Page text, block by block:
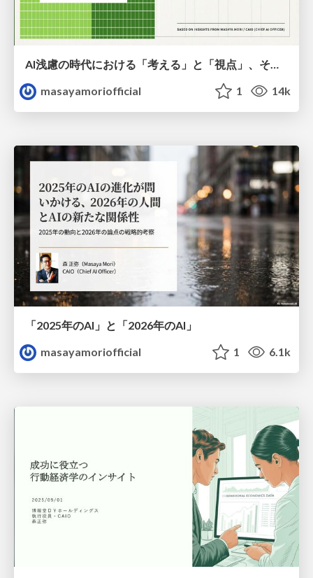
AI浅慮の時代における「考える」と「視点」、そして「創造性」
masayamoriofficial
1 14k
「2025年のAI」と「2026年のAI」
masayamoriofficial
1 6.1k